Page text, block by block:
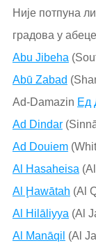
Није потпуна
градова у
Abu Jibeha
Abū Zabad
Ad-Damazin Ед
Ad Dindar
Ad Douiem
Al Hasaheisa
Al Ḩawātah (Al
Al Hilāliyya (Al
Al Manāqil (Al